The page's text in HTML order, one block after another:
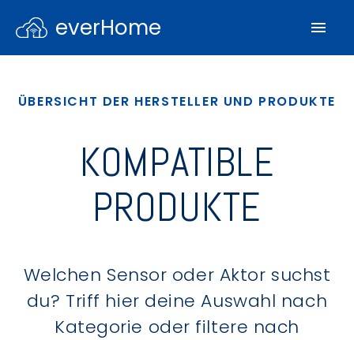
everHome
ÜBERSICHT DER HERSTELLER UND PRODUKTE
KOMPATIBLE
PRODUKTE
Welchen Sensor oder Aktor suchst
du? Triff hier deine Auswahl nach
Kategorie oder filtere nach